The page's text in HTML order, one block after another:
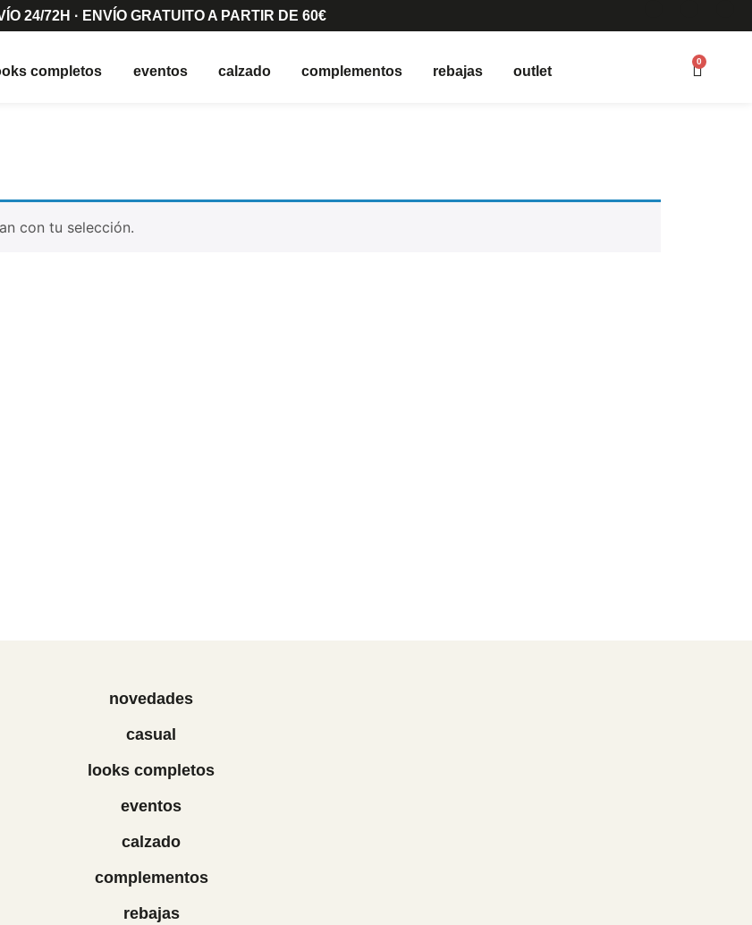
24/72H · ENVÍO GRATUITO A PARTIR DE 60€
completos eventos calzado complementos rebajas outlet
0
con tu selección.
novedades
casual
looks completos
eventos
calzado
complementos
rebajas